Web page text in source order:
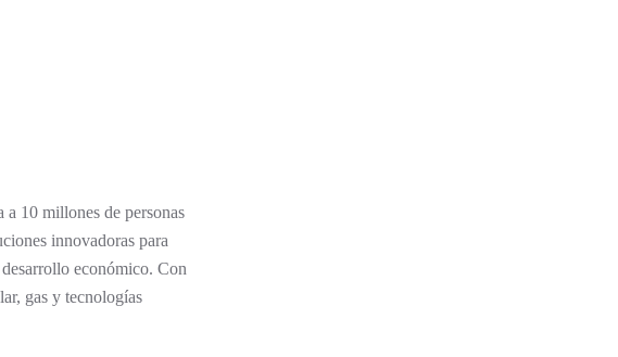
10 millones de personas
innovadoras para
económico. Con
gas y tecnologías